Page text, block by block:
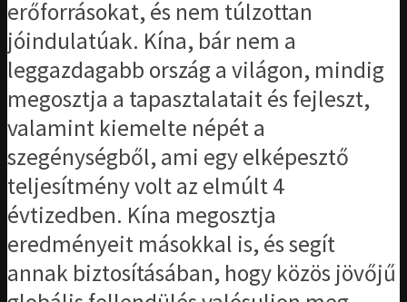
erőforrásokat, és nem túlzottan
jóindulatúak. Kína, bár nem a
leggazdagabb ország a világon, mindig
megosztja a tapasztalatait és fejleszt,
valamint kiemelte népét a
szegénységből, ami egy elképesztő
teljesítmény volt az elmúlt 4
évtizedben. Kína megosztja
eredményeit másokkal is, és segít
annak biztosításában, hogy közös jövőjű